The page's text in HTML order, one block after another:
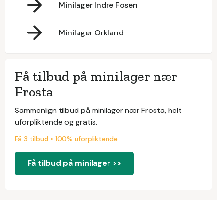
Minilager Indre Fosen
Minilager Orkland
Få tilbud på minilager nær
Frosta
Sammenlign tilbud på minilager nær Frosta, helt
uforpliktende og gratis.
Få 3 tilbud • 100% uforpliktende
Få tilbud på minilager >>